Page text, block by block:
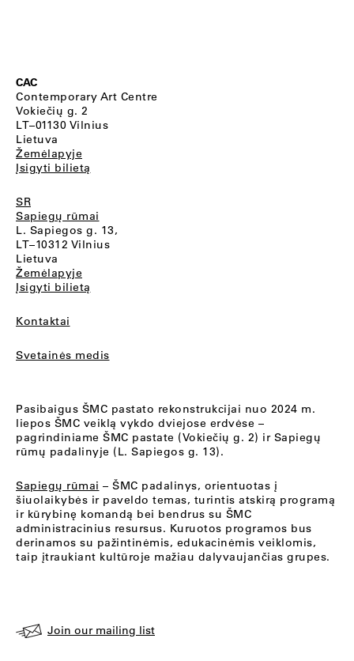
CAC
Contemporary Art Centre
Vokiečių g. 2
LT–01130 Vilnius
Lietuva
Žemėlapyje
Įsigyti bilietą
SR
Sapiegų rūmai
L. Sapiegos g. 13,
LT–10312 Vilnius
Lietuva
Žemėlapyje
Įsigyti bilietą
Kontaktai
Svetainės medis
Pasibaigus ŠMC pastato rekonstrukcijai nuo 2024 m.
liepos ŠMC veiklą vykdo dviejose erdvėse –
pagrindiniame ŠMC pastate (Vokiečių g. 2) ir Sapiegų
rūmų padalinyje (L. Sapiegos g. 13).
Sapiegų rūmai – ŠMC padalinys, orientuotas į
šiuolaikybės ir paveldo temas, turintis atskirą programą
ir kūrybinę komandą bei bendrus su ŠMC
administracinius resursus. Kuruotos programos bus
derinamos su pažintinėmis, edukacinėmis veiklomis,
taip įtraukiant kultūroje mažiau dalyvaujančias grupes.
Join our mailing list